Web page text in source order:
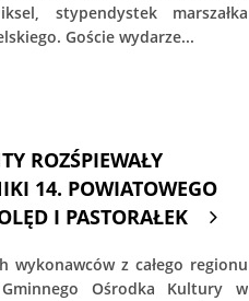
stypendystek marszałka
Goście wydarze...
ROZŚPIEWAŁY
14. POWIATOWEGO
I PASTORAŁEK
wykonawców z całego regionu
Ośrodka Kultury w